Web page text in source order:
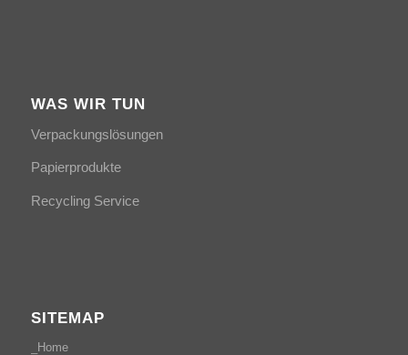
WAS WIR TUN
Verpackungslösungen
Papierprodukte
Recycling Service
SITEMAP
_Home